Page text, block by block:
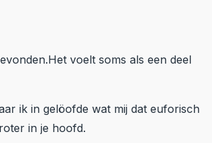
voelt soms als een deel
ik in gelöofde wat mij dat euforisch
in je hoofd.